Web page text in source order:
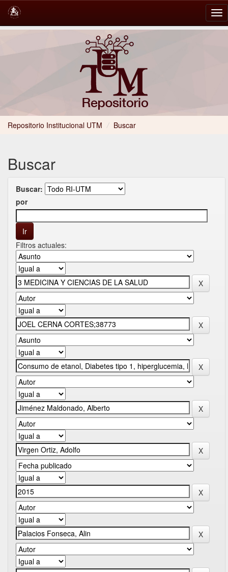
Repositorio Institucional UTM / Buscar
Buscar
Buscar:
por
Filtros actuales: